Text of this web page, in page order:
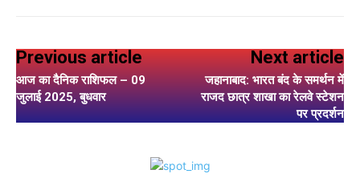
Previous article
आज का दैनिक राशिफल – 09
जुलाई 2025, बुधवार
Next article
जहानाबाद: भारत बंद के समर्थन में
राजद छात्र शाखा का रेलवे स्टेशन
पर प्रदर्शन